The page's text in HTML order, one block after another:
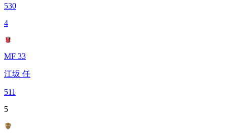
530
4
MF 33
江坂 任
511
5